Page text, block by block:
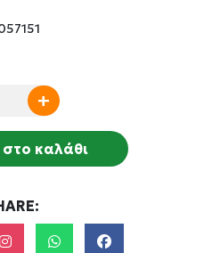
+
καλάθι